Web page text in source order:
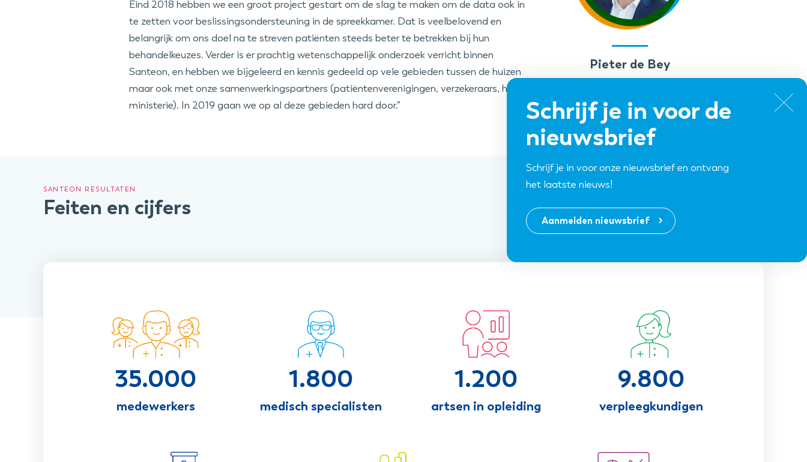
Schrijf je in voor de
nieuwsbrief
Schrijf je in voor onze nieuwsbrief en ontvang
het laatste nieuws!
Aanmelden nieuwsbrief
Eind 2018 hebben we een groot project gestart om de slag te maken om de data ook in
te zetten voor beslissingsondersteuning in de spreekkamer. Dat is veelbelovend en
belangrijk om ons doel na te streven patiënten steeds beter te betrekken bij hun
behandelkeuzes. Verder is er prachtig wetenschappelijk onderzoek verricht binnen
Santeon, en hebben we bijgeleerd en kennis gedeeld op vele gebieden tussen de huizen
maar ook met onze samenwerkingspartners (patiëntenverenigingen, verzekeraars, het
ministerie). In 2019 gaan we op al deze gebieden hard door.”
Pieter de Bey
Directeur
SANTEON RESULTATEN
Feiten en cijfers
35.000
medewerkers
1.800
medisch specialisten
1.200
artsen in opleiding
9.800
verpleegkundigen